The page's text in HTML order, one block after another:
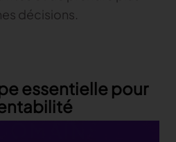
décisions.
essentielle pour